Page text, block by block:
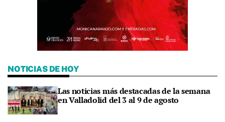
NOTICIAS DE HOY
Las noticias más destacadas de la semana
en Valladolid del 3 al 9 de agosto